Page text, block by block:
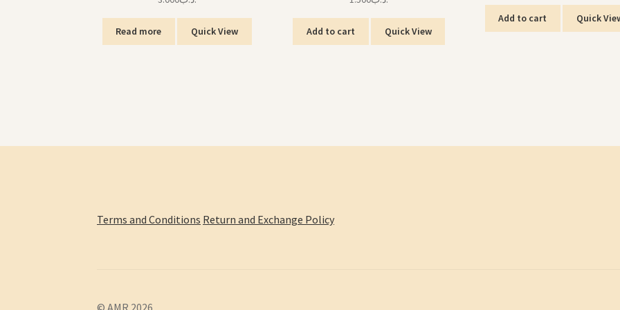
Read more Quick View Add to cart Quick View
Add to cart Quick
Terms and Conditions Return and Exchange Policy